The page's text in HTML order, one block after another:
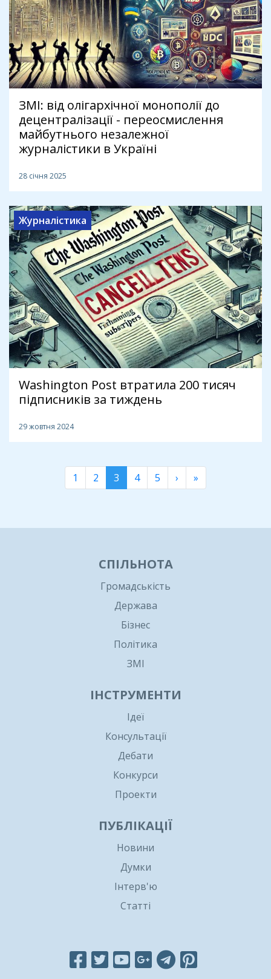
ЗМІ: від олігархічної монополії до
децентралізації - переосмислення
майбутнього незалежної
журналістики в Україні
28 січня 2025
Журналістика
Washington Post втратила 200 тисяч
підписників за тиждень
29 жовтня 2024
1 2 3 4 5 › »
СПІЛЬНОТА
Громадськість
Держава
Бізнес
Політика
ЗМІ
ІНСТРУМЕНТИ
Ідеї
Консультації
Дебати
Конкурси
Проекти
ПУБЛІКАЦІЇ
Новини
Думки
Інтерв'ю
Статті